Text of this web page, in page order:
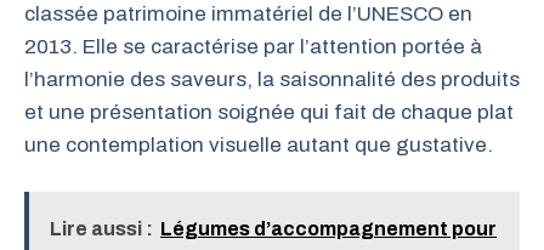
classée patrimoine immatériel de l’UNESCO en
2013. Elle se caractérise par l’attention portée à
l’harmonie des saveurs, la saisonnalité des produits
et une présentation soignée qui fait de chaque plat
une contemplation visuelle autant que gustative.
Lire aussi : Légumes d’accompagnement pour